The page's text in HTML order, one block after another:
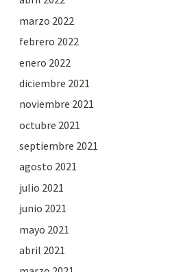
marzo 2022
febrero 2022
enero 2022
diciembre 2021
noviembre 2021
octubre 2021
septiembre 2021
agosto 2021
julio 2021
junio 2021
mayo 2021
abril 2021